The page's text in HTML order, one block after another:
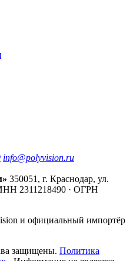
info@polyvision.ru
350051, г. Краснодар, ул.
2311218490 · ОГРН
и официальный импортёр
защищены. Политика